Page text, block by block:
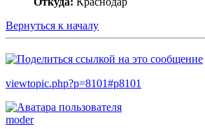
Вернуться к началу
viewtopic.php?p=8101#p8101
moder